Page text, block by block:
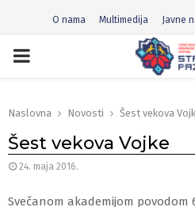
O nama Multimedija Javne
PRIMARY
Naslovna Novosti Šest vekova
Šest vekova Vojke
24. maja 2016.
Svečanom akademijom povodom